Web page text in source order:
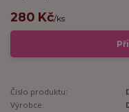
280 Kč/ks
Číslo produktu:
Výrobce: